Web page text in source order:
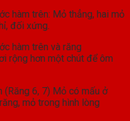
hàm trên: Mỏ thẳng, hai mỏ
đối xứng.
hàm trên và răng
rộng hơn một chút để ôm
(Răng 6, 7) Mỏ có mấu ở
mỏ trong hình lòng